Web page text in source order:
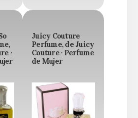
·
Juicy Couture
Perfume, de Juicy
Couture · Perfume
de Mujer